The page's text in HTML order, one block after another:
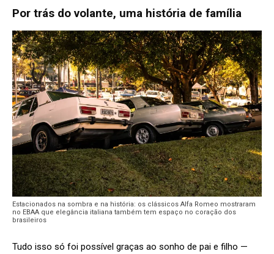
Por trás do volante, uma história de família
Estacionados na sombra e na história: os clássicos Alfa Romeo mostraram
no EBAA que elegância italiana também tem espaço no coração dos
brasileiros
Tudo isso só foi possível graças ao sonho de pai e filho —